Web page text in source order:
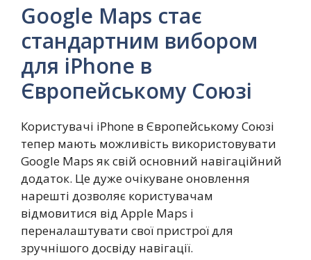
Google Maps стає
стандартним вибором
для iPhone в
Європейському Союзі
Користувачі iPhone в Європейському Союзі
тепер мають можливість використовувати
Google Maps як свій основний навігаційний
додаток. Це дуже очікуване оновлення
нарешті дозволяє користувачам
відмовитися від Apple Maps і
переналаштувати свої пристрої для
зручнішого досвіду навігації.